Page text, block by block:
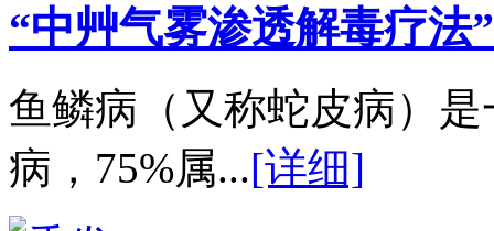
“中艸气雾渗透解毒疗法”
鱼鳞病（又称蛇皮病）
病，75%属...[详细]